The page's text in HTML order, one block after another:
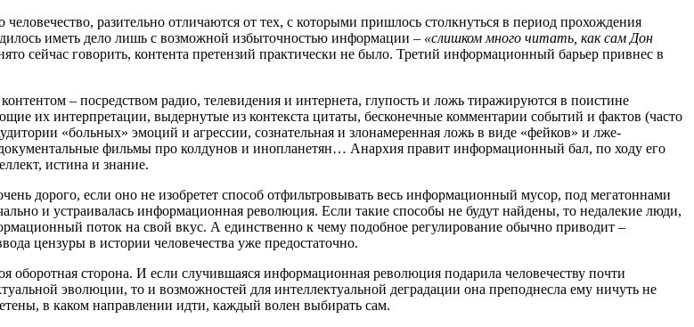
разительно отличаются от тех, с которыми пришлось столкнуться в период прохождения
иметь дело лишь с возможной избыточностью информации – «слишком много читать, как сам Дон
сейчас говорить, контента претензий практически не было. Третий информационный барьер привнес в
– посредством радио, телевидения и интернета, глупость и ложь тиражируются в поистине
их интерпретации, выдернутые из контекста цитаты, бесконечные комментарии событий и фактов (часто
«больных» эмоций и агрессии, сознательная и злонамеренная ложь в виде «фейков» и лже-
фильмы про колдунов и инопланетян… Анархия правит информационный бал, по ходу его
истина и знание.
дорого, если оно не изобретет способ отфильтровывать весь информационный мусор, под мегатоннами
и устраивалась информационная революция. Если такие способы не будут найдены, то недалекие люди,
поток на свой вкус. А единственно к чему подобное регулирование обычно приводит –
цензуры в истории человечества уже предостаточно.
оборотная сторона. И если случившаяся информационная революция подарила человечеству почти
эволюции, то и возможностей для интеллектуальной деградации она преподнесла ему ничуть не
в каком направлении идти, каждый волен выбирать сам.